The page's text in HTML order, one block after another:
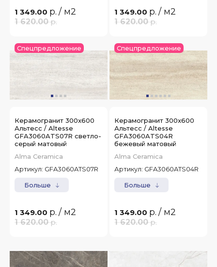
1 349.00 р. / м2
1 620.00 р.
1 349.00 р. / м2
1 620.00 р.
Спецпредложение
Керамогранит 300x600
Альтесс / Altesse
GFA3060ATS07R светло-
серый матовый
Alma Ceramica
Артикул: GFA3060ATS07R
Больше
1 349.00 р. / м2
1 620.00 р.
Спецпредложение
Керамогранит 300x600
Альтесс / Altesse
GFA3060ATS04R
бежевый матовый
Alma Ceramica
Артикул: GFA3060ATS04R
Больше
1 349.00 р. / м2
1 620.00 р.